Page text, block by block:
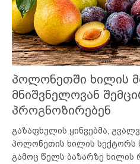
პოლონეთში ხილის
მნიშვნელოვან
პროგნოზირებენ
გაზაფხულის ყინვებმა,
პოლონეთის ხილის სექტორს
გამოც წელს ბაზარზე ხილის